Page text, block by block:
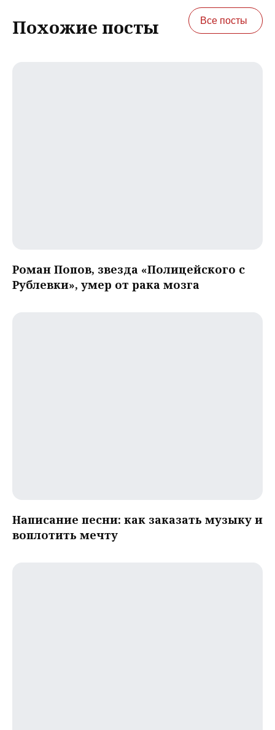
Похожие посты Все посты
Роман Попов, звезда «Полицейского с
Рублевки», умер от рака мозга
Написание песни: как заказать музыку и
воплотить мечту